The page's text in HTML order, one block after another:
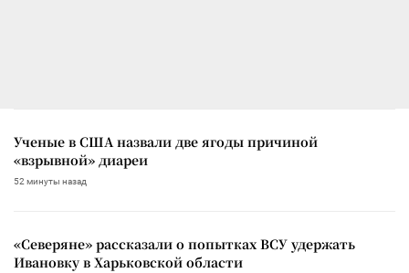
Ученые в США назвали две ягоды причиной
«взрывной» диареи
52 минуты назад
«Северяне» рассказали о попытках ВСУ удержать
Ивановку в Харьковской области